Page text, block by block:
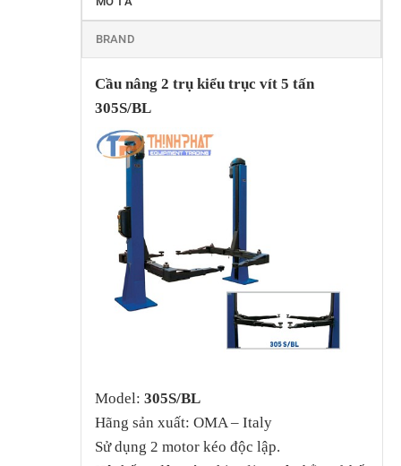
BRAND
Cầu nâng 2 trụ kiểu trục vít 5 tấn
305S/BL
Model: 305S/BL
Hãng sản xuất: OMA – Italy
Sử dụng 2 motor kéo độc lập.